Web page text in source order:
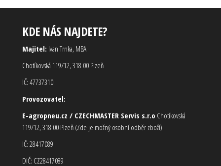
KDE NÁS NAJDETE?
Majitel: Ivan Trnka, MBA
Chotíkovská 119/12, 318 00 Plzeň
IČ: 47737310
Provozovatel:
E-agropneu.cz / CZECHMASTER Servis s.r.o Chotíkovská
119/12, 318 00 Plzeň (Zde je možný osobní odběr zboží)
IČ: 28417089
DIČ: CZ28417089